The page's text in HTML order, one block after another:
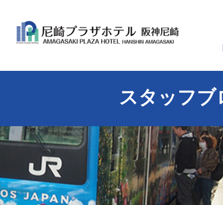
スタッフブ